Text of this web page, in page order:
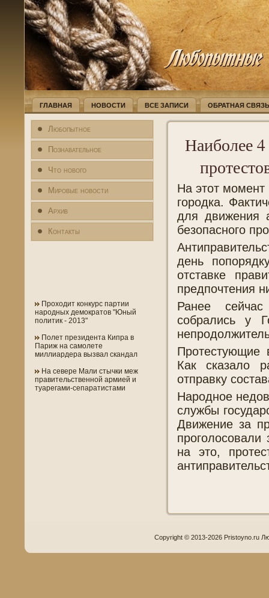
ГЛАВНАЯ НОВОСТИ ВСЕ ЗАПИСИ ОБРАТНАЯ СВЯЗЬ
Любопытное
Познавательное
Что нового
Мировые новости
Архив
Контакты
Проходит конкурс партии
народных демократов "Юный
политик - 2013"
Полет президента Кипра в
Париж на самолете
миллиардера вызвал скандал
На севере Мали стычки меж
правительственной армией и
туарегами-сепаратистами
Наиболее
На этот
городка.
для движения
безопасного
день
отставке
предпочтения
Ранее
собрались у
Протестующие
Как сказало
отправку
Народное
службы
Движение за
на это,
Copyright © 2013-2026 Pristoyno.ru